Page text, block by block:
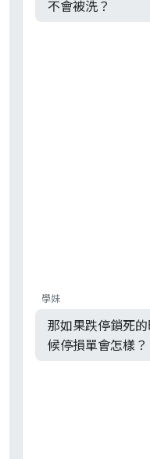
不會被洗？
學妹
那如果跌停鎖死
候停損單會怎樣？